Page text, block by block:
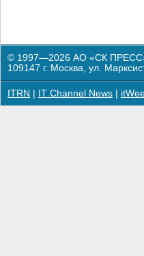
© 1997—2026 АО «СК
109147 г. Москва, ул.
ITRN IT Channel News